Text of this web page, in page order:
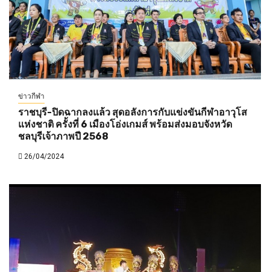
ข่าวกีฬา
ราชบุรี-ปิดฉากลงแล้ว สุดอลังการกับแข่งขันกีฬาอาวุโส
แห่งชาติ ครั้งที่ 6 เมืองโอ่งเกมส์ พร้อมส่งมอบจังหวัด
ชลบุรีเจ้าภาพปี 2568
26/04/2024